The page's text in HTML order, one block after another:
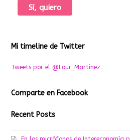
Mi timeline de Twitter
Tweets por el @Lour_Martinez.
Comparte en Facebook
Recent Posts